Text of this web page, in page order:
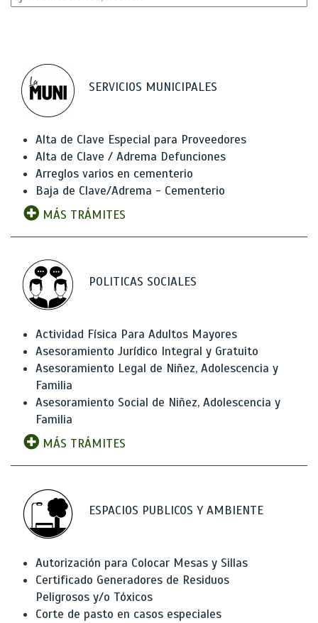
SERVICIOS MUNICIPALES
Alta de Clave Especial para Proveedores
Alta de Clave / Adrema Defunciones
Arreglos varios en cementerio
Baja de Clave/Adrema - Cementerio
MÁS TRÁMITES
POLITICAS SOCIALES
Actividad Física Para Adultos Mayores
Asesoramiento Jurídico Integral y Gratuito
Asesoramiento Legal de Niñez, Adolescencia y
Familia
Asesoramiento Social de Niñez, Adolescencia y
Familia
MÁS TRÁMITES
ESPACIOS PUBLICOS Y AMBIENTE
Autorización para Colocar Mesas y Sillas
Certificado Generadores de Residuos
Peligrosos y/o Tóxicos
Corte de pasto en casos especiales